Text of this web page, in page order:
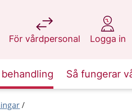
För vårdpersonal
på 1177.se
Logga in
på 1177.se
Så fungerar